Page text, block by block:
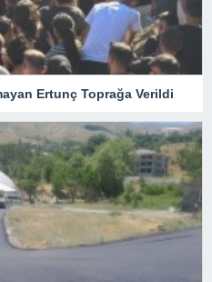
Ertunç Toprağa Verildi